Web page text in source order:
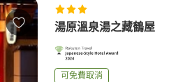
湯原溫泉湯之藏鶴屋
可免費取消